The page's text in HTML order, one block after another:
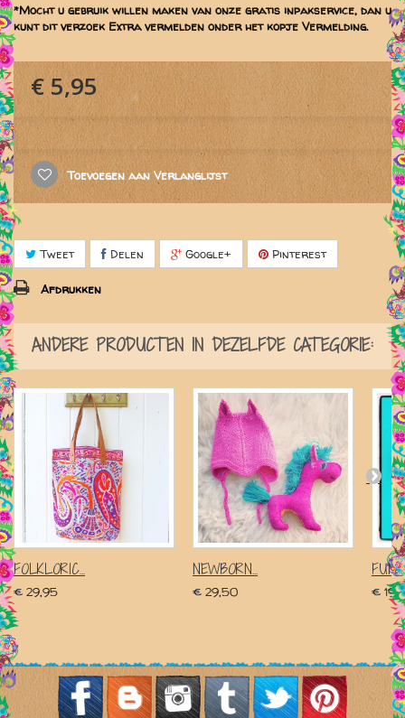
*Mocht u gebruik willen maken van onze gratis inpakservice, dan u
kunt dit verzoek Extra vermelden onder het kopje Vermelding.
€ 5,95
Toevoegen aan Verlanglijst
Tweet Delen Google+ Pinterest
Afdrukken
ANDERE PRODUCTEN IN DEZELFDE CATEGORIE:
FOLKLORIC...
€ 29,95
NEWBORN...
€ 29,50 €